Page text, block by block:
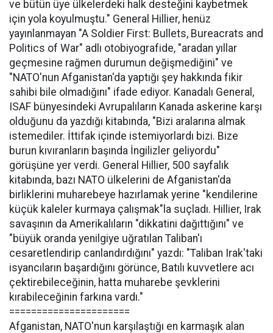
ve bütün üye ülkelerdeki halk desteğini kaybetmek
için yola koyulmuştu." General Hillier, henüz
yayınlanmayan "A Soldier First: Bullets, Bureacrats and
Politics of War" adlı otobiyografide, "aradan yıllar
geçmesine rağmen durumun değişmediğini" ve
"NATO'nun Afganistan'da yaptığı şey hakkında fikir
sahibi bile olmadığını" ifade ediyor. Kanadalı General,
ISAF bünyesindeki Avrupalıların Kanada askerine karşı
olduğunu da yazdığı kitabında, "Bizi aralarına almak
istemediler. İttifak içinde istemiyorlardı bizi. Bize
burun kıvıranların başında İngilizler geliyordu"
görüşüne yer verdi. General Hillier, 500 sayfalık
kitabında, bazı NATO ülkelerini de Afganistan'da
birliklerini muharebeye hazırlamak yerine "kendilerine
küçük kaleler kurmaya çalışmak"la suçladı. Hillier, Irak
savaşının da Amerikalıların "dikkatini dağıttığını" ve
"büyük oranda yenilgiye uğratılan Taliban'ı
cesaretlendirip canlandırdığını" yazdı: "Taliban Irak'taki
isyancıların başardığını görünce, Batılı kuvvetlere acı
çektirebileceğinin, hatta muharebe şevklerini
kırabileceğinin farkına vardı."
======================
Afganistan, NATO'nun karşılaştığı en karmaşık alan